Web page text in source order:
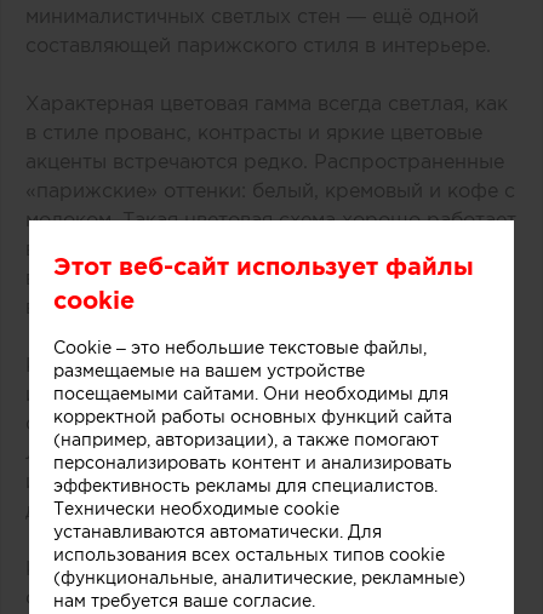
минималистичных светлых стен — ещё одной
составляющей парижского стиля в интерьере.
Характерная цветовая гамма всегда светлая, как
в стиле прованс, контрасты и яркие цветовые
акценты встречаются редко. Распространенные
«‎парижские» оттенки: белый, кремовый и кофе с
молоком. Такая цветовая схема хорошо работает
вместе с большими французскими окнами,
визуально наполняя пространство светом и
воздухом.
К другим узнаваемым элементам французского
интерьера можно отнести камин. В османских
особняках всё ещё обитают наследники эпохи
Людовика XVI — величественные мраморные
или каменные камины, отделанные чугуном и
декорированные лепными завитками.
Камин, ленина и паркет в таких пространствах
органично соседствуют с современной мебелью
Этот веб-сайт использует файлы
cookie
Cookie – это небольшие текстовые файлы,
размещаемые на вашем устройстве
посещаемыми сайтами. Они необходимы для
корректной работы основных функций сайта
(например, авторизации), а также помогают
персонализировать контент и анализировать
эффективность рекламы для специалистов.
Технически необходимые cookie
устанавливаются автоматически. Для
использования всех остальных типов cookie
(функциональные, аналитические, рекламные)
нам требуется ваше согласие.